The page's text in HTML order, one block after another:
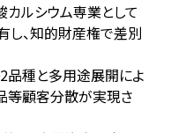
ルシウム専業として
し、知的財産権で差別
品種と多用途展開によ
等顧客分散が実現さ